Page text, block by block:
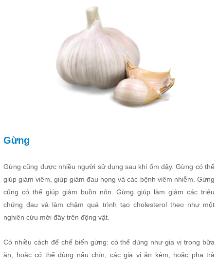
Gừng
Gừng cũng được nhiều người sử dụng sau khi ốm dậy. Gừng có thể
giúp giảm viêm, giúp giảm đau họng và các bệnh viêm nhiễm. Gừng
cũng có thể giúp giảm buồn nôn.Gừng giúp làm giảm các triệu
chứng đau và làm chậm quá trình tạo cholesterol theo như một
nghiên cứu mới đây trên động vật.
Có nhiều cách để chế biến gừng: có thể dùng như gia vị trong bữa
ăn, hoặc có thể dùng nấu chín, các gia vị ăn kèm, hoặc pha trà